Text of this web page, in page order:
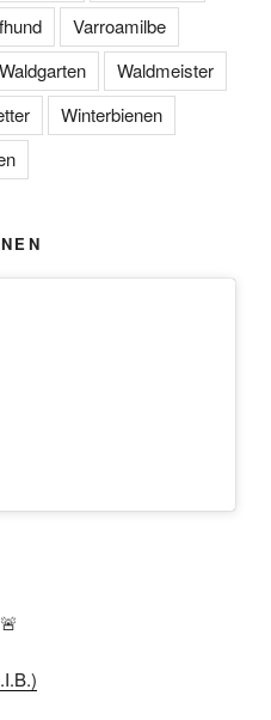
Varroamilbe
Waldgarten
Waldmeister
Winterbienen
🚨